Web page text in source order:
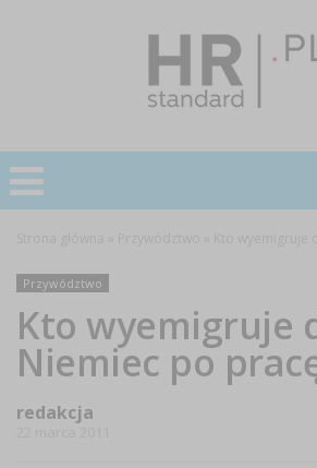
Przywództwo
Kto wyemigruje
Niemiec po
redakcja